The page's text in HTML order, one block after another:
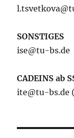
SONSTIGES
ise@tu-bs.de
CADEINS ab
ite@tu-bs.de